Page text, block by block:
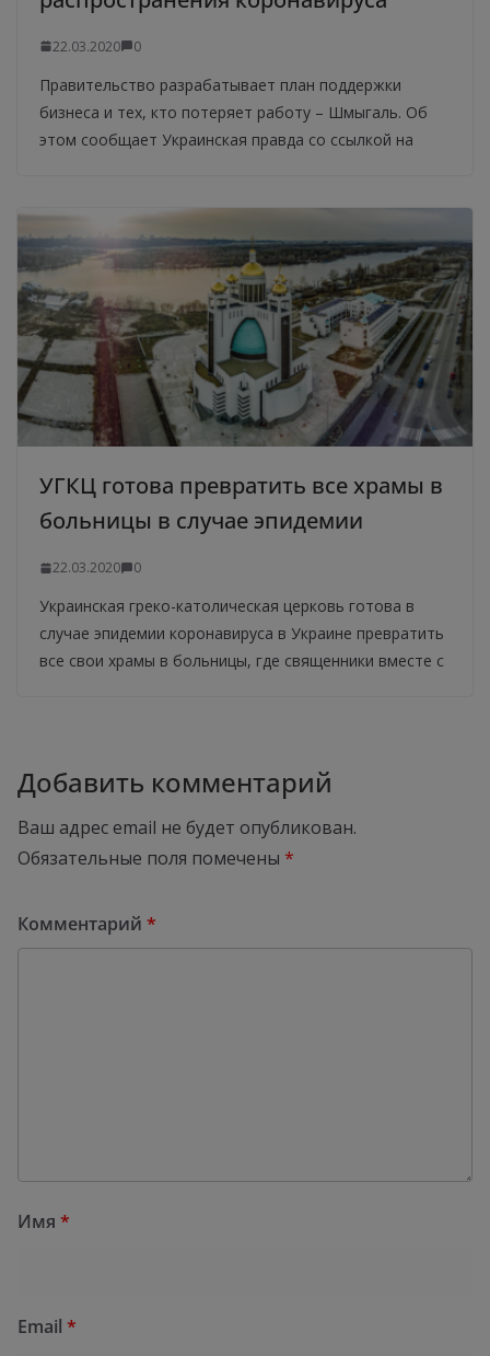
22.03.2020 0
Правительство разрабатывает план поддержки
бизнеса и тех, кто потеряет работу – Шмыгаль. Об
этом сообщает Украинская правда со ссылкой на
УГКЦ готова превратить все храмы в
больницы в случае эпидемии
22.03.2020 0
Украинская греко-католическая церковь готова в
случае эпидемии коронавируса в Украине превратить
все свои храмы в больницы, где священники вместе с
Добавить комментарий
Ваш адрес email не будет опубликован.
Обязательные поля помечены *
Комментарий *
Имя *
Email *